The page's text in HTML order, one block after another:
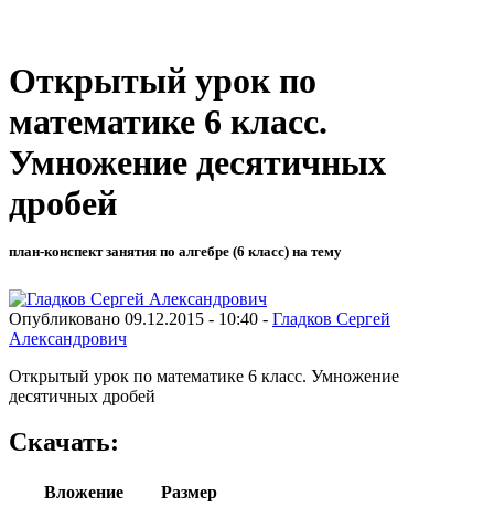
Открытый урок по
математике 6 класс.
Умножение десятичных
дробей
план-конспект занятия по алгебре (6 класс) на тему
Опубликовано 09.12.2015 - 10:40 - Гладков Сергей
Александрович
Открытый урок по математике 6 класс. Умножение
десятичных дробей
Скачать:
Вложение
Размер